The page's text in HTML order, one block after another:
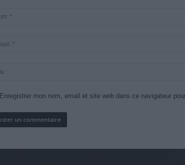
Enregistrer mon nom, email et site web dans ce navigateur